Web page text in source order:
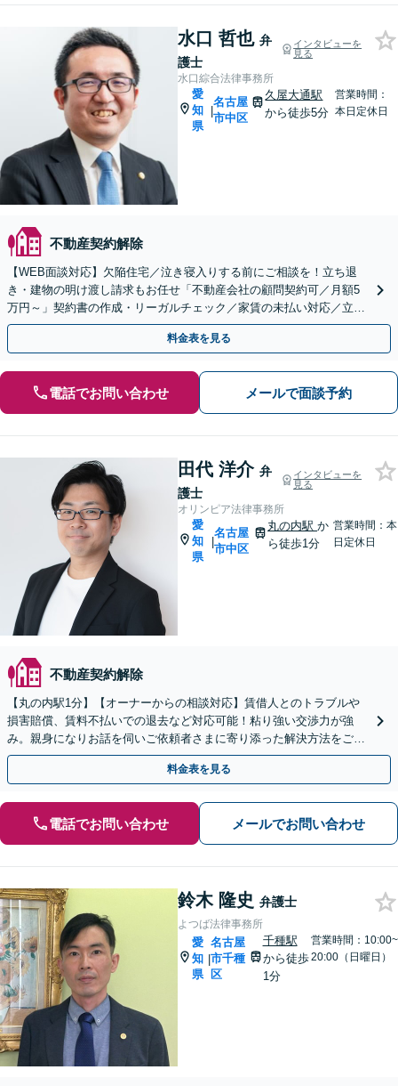
水口 哲也 弁
護士
インタビューを
見る
水口綜合法律事務所
愛
知
県
|
名古屋
市中区
久屋大通駅
から徒歩5分
営業時間：
本日定休日
不動産契約解除
【WEB面談対応】欠陥住宅／泣き寝入りする前にご相談を！立ち退
き・建物の明け渡し請求もお任せ「不動産会社の顧問契約可／月額5
万円～」契約書の作成・リーガルチェック／家賃の未払い対応／立退
料の増額対応など【休日・夜間相談可】
料金表を見る
電話でお問い合わせ メールで面談予約
田代 洋介 弁
護士
インタビューを
見る
オリンピア法律事務所
愛
知
県
|
名古屋
市中区
丸の内駅か
ら徒歩1分
営業時間：本
日定休日
不動産契約解除
【丸の内駅1分】【オーナーからの相談対応】賃借人とのトラブルや
損害賠償、賃料不払いでの退去など対応可能！粘り強い交渉力が強
み。親身になりお話を伺いご依頼者さまに寄り添った解決方法をご提
案いたします【休日夜間面談可】【メール・ビデオ相談可】
料金表を見る
電話でお問い合わせ メールでお問い合わせ
鈴木 隆史 弁護士
よつば法律事務所
愛
知
県
|
名古屋
市千種
区
千種駅
から徒歩
1分
営業時間：10:00~
20:00（日曜日）